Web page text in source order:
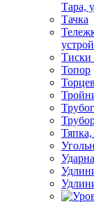
Тара,
Тачка
Тиски
Топор